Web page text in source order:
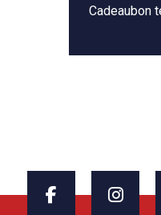
Cadeaubon